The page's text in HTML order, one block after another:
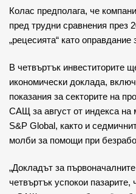
Колас предполага, че
пред трудни сравнения през
„рецесията“ като
В четвъртък инвеститорите
икономически доклада,
показания за секторите на
САЩ за август от индекса на
S&P Global, както и
молби за помощи при
„Докладът за
четвъртък успокои пазарите,